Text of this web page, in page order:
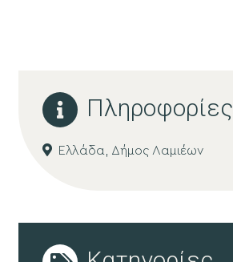
Πληροφορίες
Ελλάδα, Δήμος Λαμιέων